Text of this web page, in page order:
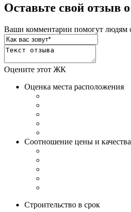
Оставьте свой отзыв
Ваши комментарии помогут людям
Оцените этот ЖК
Оценка места расположения
Соотношение цены и качества
Строительство в срок